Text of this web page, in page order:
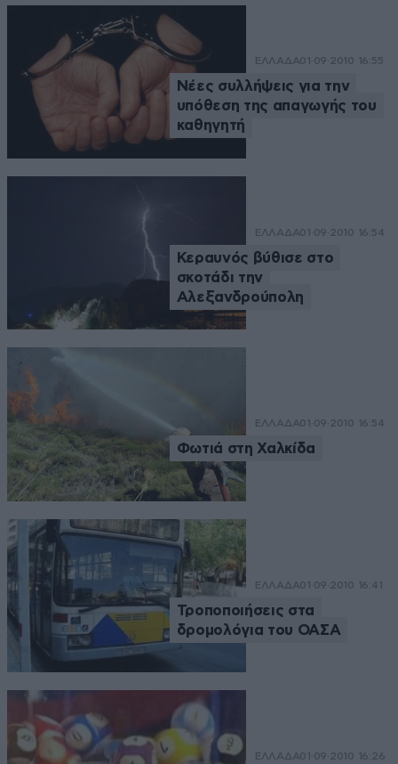
ΕΛΛΑΔΑ01·09·2010 16:55
Νέες συλλήψεις για την
υπόθεση της απαγωγής του
καθηγητή
ΕΛΛΑΔΑ01·09·2010 16:54
Κεραυνός βύθισε στο
σκοτάδι την
Αλεξανδρούπολη
ΕΛΛΑΔΑ01·09·2010 16:54
Φωτιά στη Χαλκίδα
ΕΛΛΑΔΑ01·09·2010 16:41
Τροποποιήσεις στα
δρομολόγια του ΟΑΣΑ
ΕΛΛΑΔΑ01·09·2010 16:26